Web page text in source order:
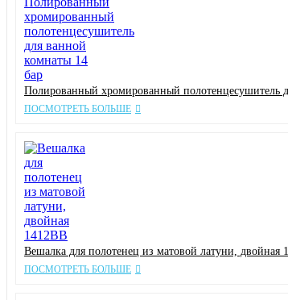
Полированный хромированный полотенцесушитель
ПОСМОТРЕТЬ БОЛЬШЕ
Вешалка для полотенец из матовой латуни, двойная
ПОСМОТРЕТЬ БОЛЬШЕ